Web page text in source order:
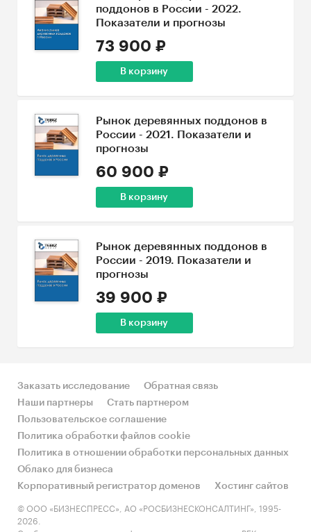
поддонов в России - 2022.
Показатели и прогнозы
73 900 ₽
В корзину
Рынок деревянных поддонов в
России - 2021. Показатели и
прогнозы
60 900 ₽
В корзину
Рынок деревянных поддонов в
России - 2019. Показатели и
прогнозы
39 900 ₽
В корзину
Заказать исследование
Обратная связь
Наши партнеры
Стать партнером
Пользовательское соглашение
Политика обработки файлов cookie
Политика в отношении обработки персональных данных
Облако для бизнеса
Корпоративный регистратор доменов
Хостинг сайтов
© ООО «БИЗНЕСПРЕСС», АО «РОСБИЗНЕСКОНСАЛТИНГ», 1995-
2026.